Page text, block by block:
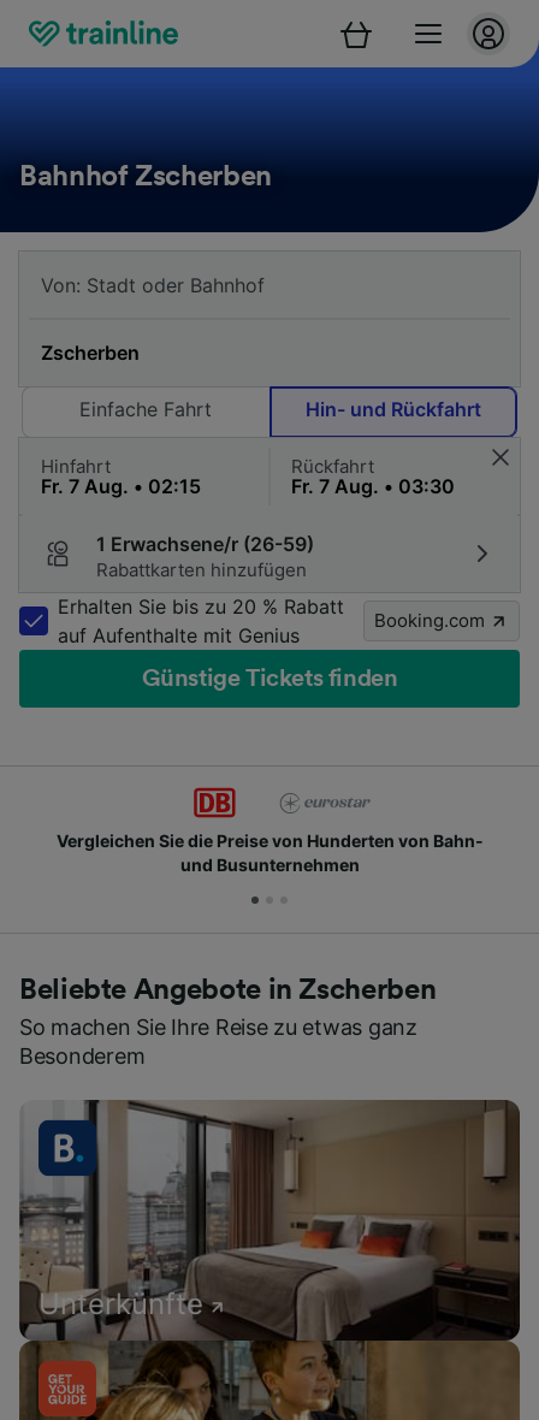
Bahnhof Zscherben
Einfache Fahrt Hin- und Rückfahrt
Hinfahrt Rückfahrt
1 Erwachsene/r (26-59)
Rabattkarten hinzufügen
Erhalten Sie bis zu 20 % Rabatt
auf Aufenthalte mit Genius
Booking.com
Günstige Tickets finden
Sie die Preise von Hunderten von Bahn-
und Busunternehmen
Beliebte Angebote in Zscherben
So machen Sie Ihre Reise zu etwas ganz
Besonderem
Unterkünfte